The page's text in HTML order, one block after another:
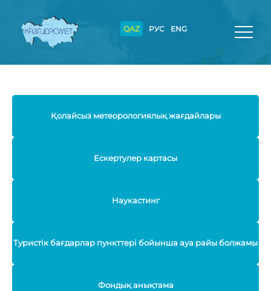
QAZ РУС ENG
Қолайсыз метеорологиялық жағдайлары
Ескертулер картасы
Наукастинг
Туристік бағдарлар пункттері бойынша ауа райы болжамы
Фондық анықтама